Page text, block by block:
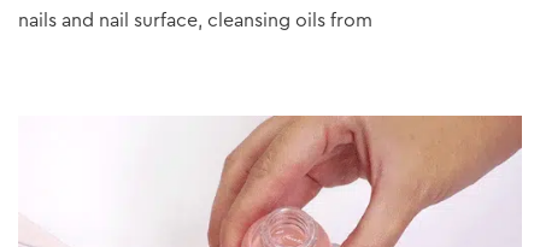
nails and nail surface, cleansing oils from